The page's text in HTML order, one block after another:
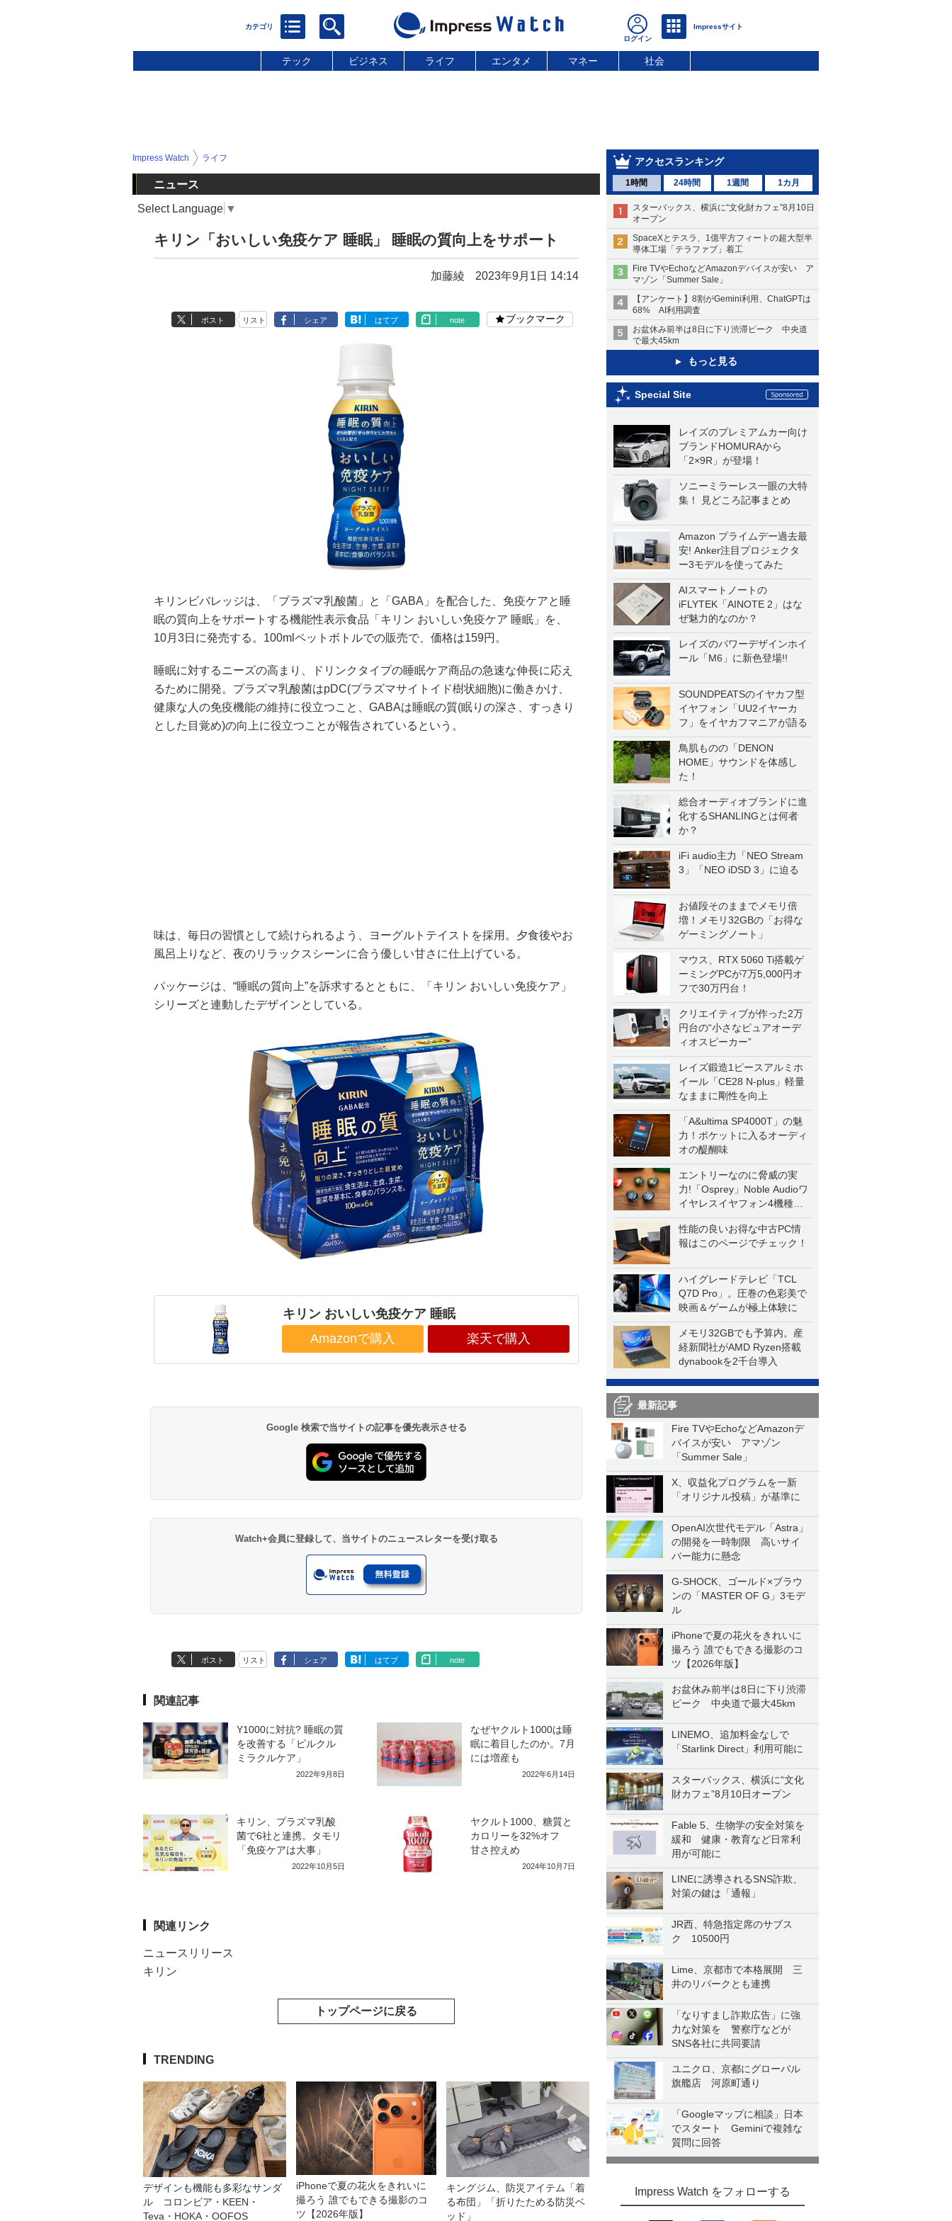
テック ビジネス ライフ エンタメ マネー 社会
アクセスランキング
1時間 24時間 1週間 1カ月
スターバックス、横浜に“文化財カフェ”8月10日
オープン
SpaceXとテスラ、1億平方フィートの超大型半
導体工場「テラファブ」着工
Fire TVやEchoなどAmazonデバイスが安い ア
マゾン「Summer Sale」
【アンケート】8割がGemini利用、ChatGPTは
68% AI利用調査
お盆休み前半は8日に下り渋滞ピーク 中央道
で最大45km
もっと見る
Special Site
レイズのプレミアムカー向け
ブランドHOMURAから
「2×9R」が登場！
ソニーミラーレス一眼の大特
集！ 見どころ記事まとめ
Amazon プライムデー過去最
安! Anker注目プロジェクタ
ー3モデルを使ってみた
AIスマートノートの
iFLYTEK「AINOTE 2」はな
ぜ魅力的なのか？
レイズのパワーデザインホイ
ール「M6」に新色登場!!
SOUNDPEATSのイヤカフ型
イヤフォン「UU2イヤーカ
フ」をイヤカフマニアが語る
鳥肌ものの「DENON
HOME」サウンドを体感し
た！
総合オーディオブランドに進
化するSHANLINGとは何者
か？
iFi audio主力「NEO Stream
3」「NEO iDSD 3」に迫る
お値段そのままでメモリ倍
増！メモリ32GBの「お得な
ゲーミングノート」
マウス、RTX 5060 Ti搭載ゲ
ーミングPCが7万5,000円オ
フで30万円台！
クリエイティブが作った2万
円台の“小さなピュアオーデ
ィオスピーカー”
レイズ鍛造1ピースアルミホ
イール「CE28 N-plus」軽量
なままに剛性を向上
「A&ultima SP4000T」の魅
力！ポケットに入るオーディ
オの醍醐味
エントリーなのに脅威の実
力!「Osprey」Noble Audioワ
イヤレスイヤフォン4機種を
一気に聴く
性能の良いお得な中古PC情
報はこのページでチェック！
ハイグレードテレビ「TCL
Q7D Pro」。圧巻の色彩美で
映画＆ゲームが極上体験に
メモリ32GBでも予算内。産
経新聞社がAMD Ryzen搭載
dynabookを2千台導入
最新記事
Fire TVやEchoなどAmazonデ
バイスが安い アマゾン
「Summer Sale」
X、収益化プログラムを一新
「オリジナル投稿」が基準に
OpenAI次世代モデル「Astra」
の開発を一時制限 高いサイ
バー能力に懸念
G-SHOCK、ゴールド×ブラウ
ンの「MASTER OF G」3モデ
ル
iPhoneで夏の花火をきれいに
撮ろう 誰でもできる撮影のコ
ツ【2026年版】
お盆休み前半は8日に下り渋滞
ピーク 中央道で最大45km
LINEMO、追加料金なしで
「Starlink Direct」利用可能に
スターバックス、横浜に“文化
財カフェ”8月10日オープン
Fable 5、生物学の安全対策を
緩和 健康・教育など日常利
用が可能に
LINEに誘導されるSNS詐欺、
対策の鍵は「通報」
JR西、特急指定席のサブス
ク 10500円
Lime、京都市で本格展開 三
井のリパークとも連携
「なりすまし詐欺広告」に強
力な対策を 警察庁などが
SNS各社に共同要請
ユニクロ、京都にグローバル
旗艦店 河原町通り
「Googleマップに相談」日本
でスタート Geminiで複雑な
質問に回答
Impress Watch をフォローする
Impress Watch ライフ
ニュース
Select Language ▼
キリン「おいしい免疫ケア 睡眠」 睡眠の質向上をサポート
加藤綾 2023年9月1日 14:14
ポスト リスト シェア はてブ note ブックマーク
キリンビバレッジは、「プラズマ乳酸菌」と「GABA」を配合した、免疫ケアと睡
眠の質向上をサポートする機能性表示食品「キリン おいしい免疫ケア 睡眠」を、
10月3日に発売する。100mlペットボトルでの販売で、価格は159円。
睡眠に対するニーズの高まり、ドリンクタイプの睡眠ケア商品の急速な伸長に応え
るために開発。プラズマ乳酸菌はpDC(プラズマサイトイド樹状細胞)に働きかけ、
健康な人の免疫機能の維持に役立つこと、GABAは睡眠の質(眠りの深さ、すっきり
とした目覚め)の向上に役立つことが報告されているという。
味は、毎日の習慣として続けられるよう、ヨーグルトテイストを採用。夕食後やお
風呂上りなど、夜のリラックスシーンに合う優しい甘さに仕上げている。
パッケージは、“睡眠の質向上”を訴求するとともに、「キリン おいしい免疫ケア」
シリーズと連動したデザインとしている。
キリン おいしい免疫ケア 睡眠
Amazonで購入
楽天で購入
Google 検索で当サイトの記事を優先表示させる
Watch+会員に登録して、当サイトのニュースレターを受け取る
ポスト リスト シェア はてブ note
関連記事
Y1000に対抗? 睡眠の質
を改善する「ピルクル
ミラクルケア」
2022年9月8日
なぜヤクルト1000は睡
眠に着目したのか。7月
には増産も
2022年6月14日
キリン、プラズマ乳酸
菌で6社と連携。タモリ
「免疫ケアは大事」
2022年10月5日
ヤクルト1000、糖質と
カロリーを32%オフ
甘さ控えめ
2024年10月7日
関連リンク
ニュースリリース
キリン
トップページに戻る
TRENDING
デザインも機能も多彩なサンダ
ル コロンビア・KEEN・
Teva・HOKA・OOFOS
iPhoneで夏の花火をきれいに
撮ろう 誰でもできる撮影のコ
ツ【2026年版】
キングジム、防災アイテム「着
る布団」「折りたためる防災ベ
ッド」